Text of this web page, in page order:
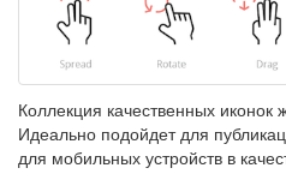
Коллекция качественных иконок
Идеально подойдет для
для мобильных устройств в